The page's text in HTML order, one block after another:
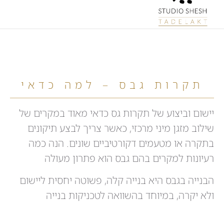
תקרות גבס – למה כדאי
יישום וביצוע של תקרות גס כדאי מאוד במקרים של
שילוב מזגן מיני מרכזי, כאשר צריך לבצע תיקונים
בתקרה או מטעמים דקורטיביים שונים. הנה כמה
רעיונות למקרים בהם גבס הוא פתרון מעולה
הבנייה בגבס היא בנייה קלה, פשוטה יחסית ליישום
ולא יקרה, במיוחד בהשוואה לטכניקות בנייה